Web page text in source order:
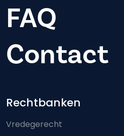
FAQ
Contact
Footer-menu
Rechtbanken
Vredegerecht